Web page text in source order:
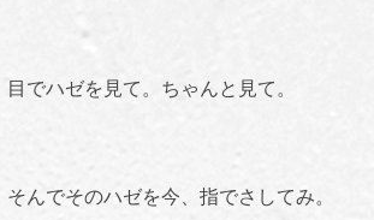
でハゼを見て。ちゃんと見て。
んでそのハゼを今、指でさしてみ。